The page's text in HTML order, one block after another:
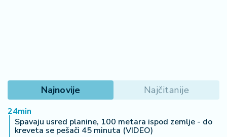
Najnovije Najčitanije
24min
Spavaju usred planine, 100 metara ispod zemlje - do
kreveta se pešači 45 minuta (VIDEO)